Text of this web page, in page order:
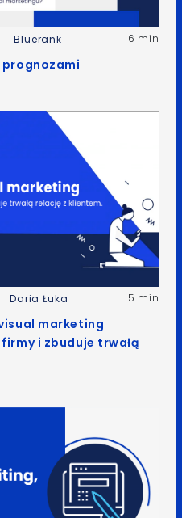
Bluerank 6 min
prognozami
Daria Łuka 5 min
marketing
i zbuduje trwałą